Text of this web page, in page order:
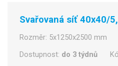
Svařovaná síť 40x40/5,
Rozměr: 5x1250x2500 mm
Dostupnost: do 3 týdnů